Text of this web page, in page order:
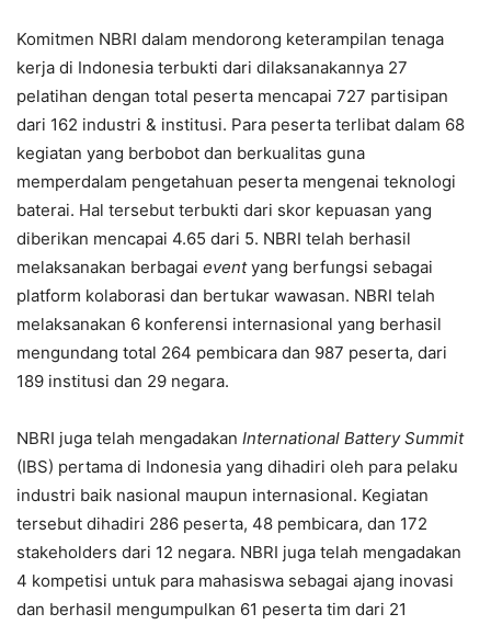
Komitmen NBRI dalam mendorong keterampilan tenaga
kerja di Indonesia terbukti dari dilaksanakannya 27
pelatihan dengan total peserta mencapai 727 partisipan
dari 162 industri & institusi. Para peserta terlibat dalam 68
kegiatan yang berbobot dan berkualitas guna
memperdalam pengetahuan peserta mengenai teknologi
baterai. Hal tersebut terbukti dari skor kepuasan yang
diberikan mencapai 4.65 dari 5. NBRI telah berhasil
melaksanakan berbagai eventyang berfungsi sebagai
platform kolaborasi dan bertukar wawasan. NBRI telah
melaksanakan 6 konferensi internasional yang berhasil
mengundang total 264 pembicara dan 987 peserta, dari
189 institusi dan 29 negara.
NBRI juga telah mengadakan International Battery Summit
(IBS) pertama di Indonesia yang dihadiri oleh para pelaku
industri baik nasional maupun internasional. Kegiatan
tersebut dihadiri 286 peserta, 48 pembicara, dan 172
stakeholders dari 12 negara. NBRI juga telah mengadakan
4 kompetisi untuk para mahasiswa sebagai ajang inovasi
dan berhasil mengumpulkan 61 peserta tim dari 21